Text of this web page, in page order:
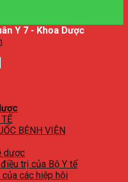
Y 7 - Khoa Dược
BỆNH VIỆN
dược
trị của Bộ Y tế
các hiệp hội